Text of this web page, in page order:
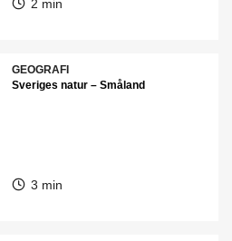
2 min
GEOGRAFI
Sveriges natur – Småland
3 min